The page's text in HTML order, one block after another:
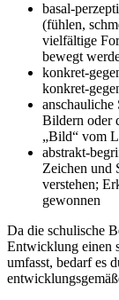
basal-
(fühlen,
vielfältige
bewegt
konkret-
konkret-
Bildern oder
„Bild“ vom
abstrakt-
Zeichen und
verstehen;
gewonnen
Da die schulische
Entwicklung einen
umfasst, bedarf es